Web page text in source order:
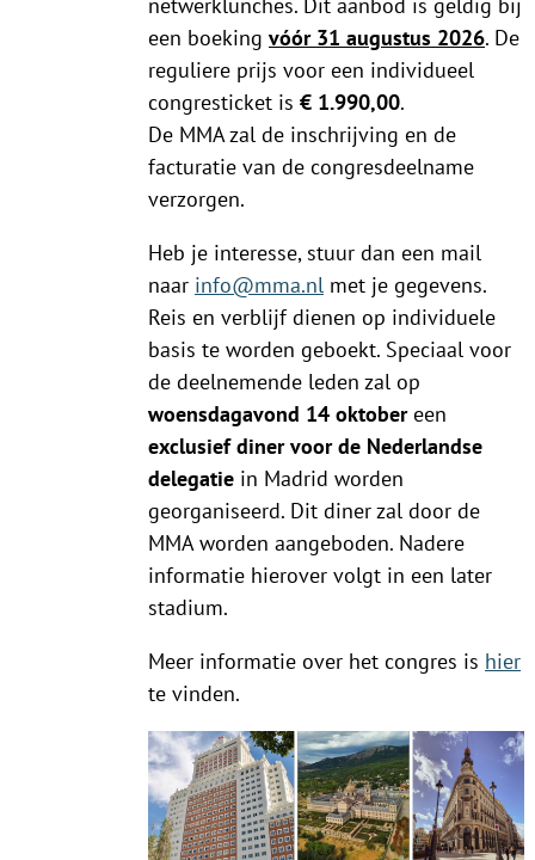
een boekingvóór 31 augustus 2026. De
reguliere prijs voor een individueel
congresticket is€ 1.990,00.
De MMA zal de inschrijving en de
facturatie van de congresdeelname
verzorgen.
Heb je interesse, stuur dan een mail
naar info@mma.nl met je gegevens.
Reis en verblijf dienen op individuele
basis te worden geboekt. Speciaal voor
de deelnemende leden zal op
woensdagavond 14 oktobereen
exclusief diner voor de Nederlandse
delegatie in Madrid worden
georganiseerd. Dit diner zal door de
MMA worden aangeboden. Nadere
informatie hierover volgt in een later
stadium.
Meer informatie over het congres is hier
te vinden.